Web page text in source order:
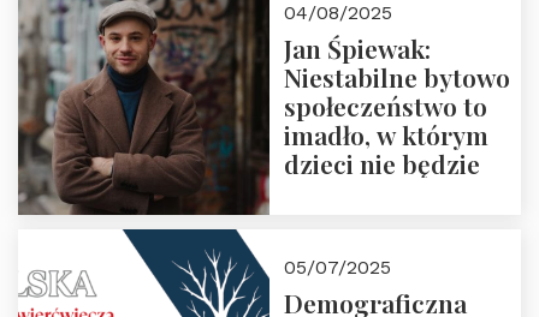
Nawrockiego
04/08/2025
Jan Śpiewak:
Niestabilne bytowo
społeczeństwo to
imadło, w którym
dzieci nie będzie
05/07/2025
Demograficzna